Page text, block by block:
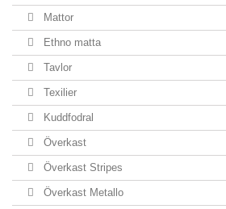
Mattor
Ethno matta
Tavlor
Texilier
Kuddfodral
Överkast
Överkast Stripes
Överkast Metallo